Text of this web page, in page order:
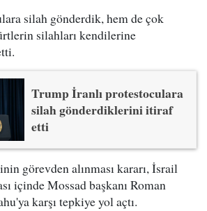
silah gönderdik, hem de çok
silahları kendilerine
Trump İranlı protestoculara
silah gönderdiklerini itiraf
etti
görevden alınması kararı, İsrail
içinde Mossad başkanı Roman
karşı tepkiye yol açtı.